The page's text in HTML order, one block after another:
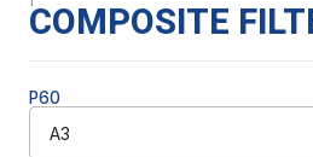
COMPOSITE
P60